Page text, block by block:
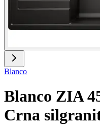
Blanco
Blanco ZIA
Crna